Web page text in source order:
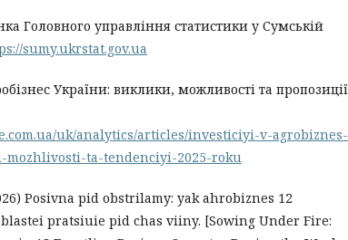
Головного управління статистики у Сумській
sumy.ukrstat.gov.ua
України: виклики, можливості та пропозиції
uk/analytics/articles/investiciyi-v-agrobiznes-
ta-tendenciyi-2025-roku
Posivna pid obstrilamy: yak ahrobiznes 12
pratsiuie pid chas viiny. [Sowing Under Fire: